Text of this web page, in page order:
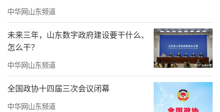
中华网山东频道
未来三年，山东数字政府建设要干什么、
怎么干？
中华网山东频道
全国政协十四届三次会议闭幕
中华网山东频道